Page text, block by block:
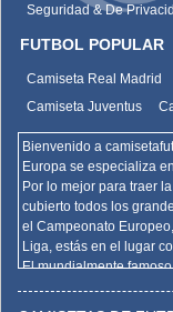
Seguridad & De
FUTBOL POPULAR
Camiseta Real Madrid
Camiseta Juventus
Bienvenido a
Europa se especializa
Por lo mejor para traer
cubierto todos los
el Campeonato
Liga, estás en el lugar
El mundialmente